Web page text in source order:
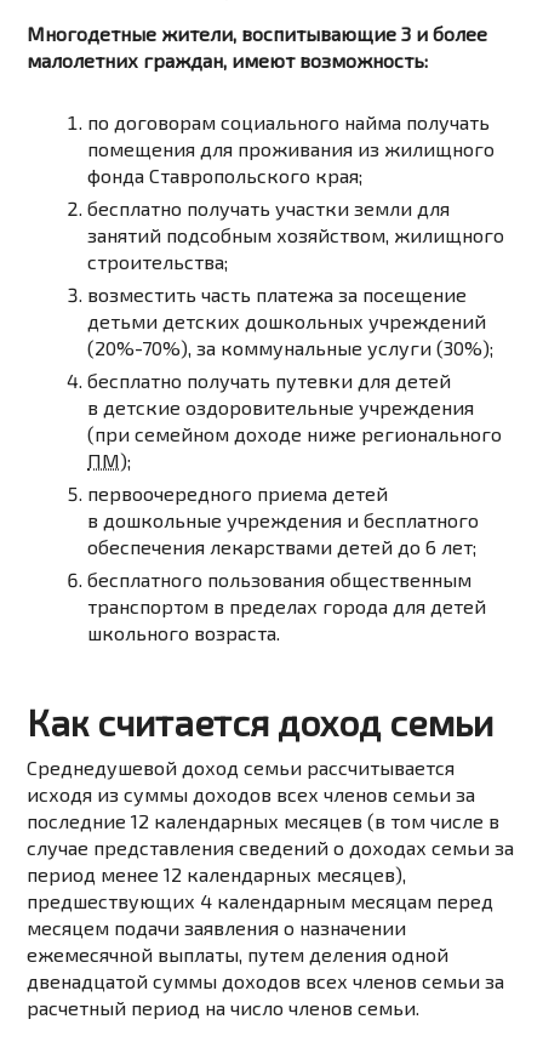
Многодетные жители, воспитывающие 3 и более
малолетних граждан, имеют возможность:
по договорам социального найма получать
помещения для проживания из жилищного
фонда Ставропольского края;
бесплатно получать участки земли для
занятий подсобным хозяйством, жилищного
строительства;
возместить часть платежа за посещение
детьми детских дошкольных учреждений
(20%-70%), за коммунальные услуги (30%);
бесплатно получать путевки для детей
в детские оздоровительные учреждения
(при семейном доходе ниже регионального
ПМ);
первоочередного приема детей
в дошкольные учреждения и бесплатного
обеспечения лекарствами детей до 6 лет;
бесплатного пользования общественным
транспортом в пределах города для детей
школьного возраста.
Как считается доход семьи
Среднедушевой доход семьи рассчитывается
исходя из суммы доходов всех членов семьи за
последние 12 календарных месяцев (в том числе в
случае представления сведений о доходах семьи за
период менее 12 календарных месяцев),
предшествующих 4 календарным месяцам перед
месяцем подачи заявления о назначении
ежемесячной выплаты, путем деления одной
двенадцатой суммы доходов всех членов семьи за
расчетный период на число членов семьи.